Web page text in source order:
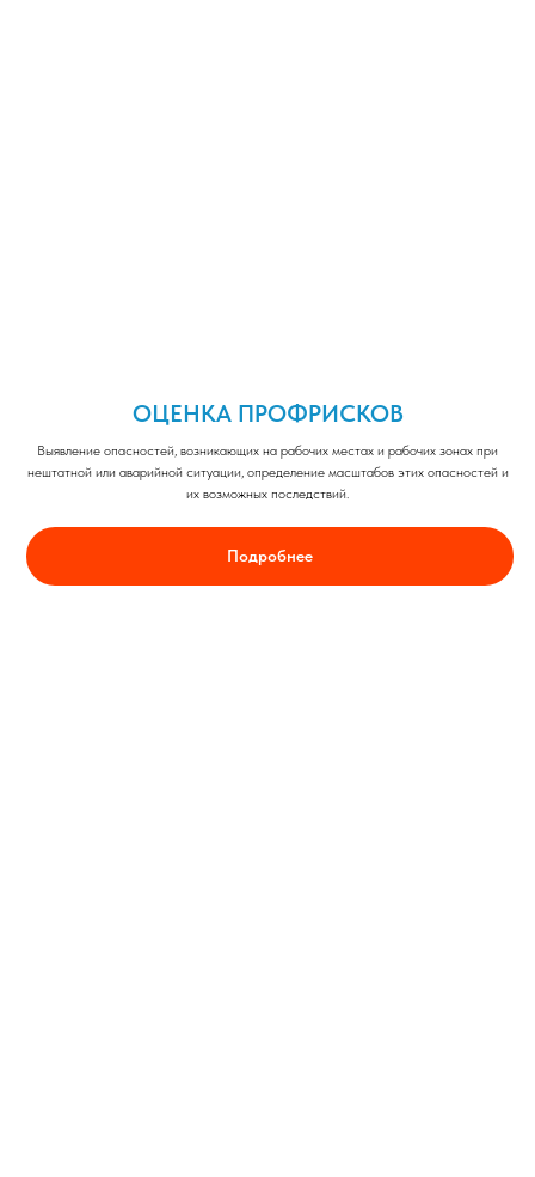
ОЦЕНКА ПРОФРИСКОВ
Выявление опасностей, возникающих на рабочих местах и рабочих зонах при
нештатной или аварийной ситуации, определение масштабов этих опасностей и
их возможных последствий.
Подробнее